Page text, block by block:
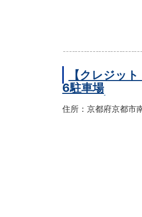
【クレジッ
6駐車場
住所：京都府京都市